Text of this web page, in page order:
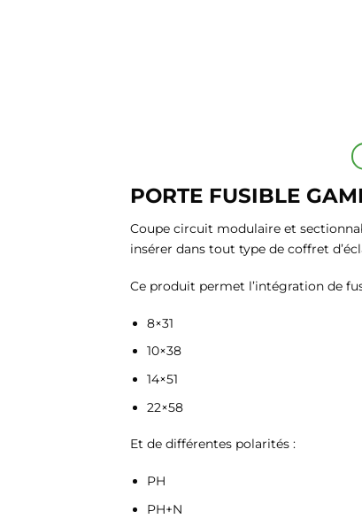
PORTE FUSIBLE
Coupe circuit modulaire et
insérer dans tout type de coffret
Ce produit permet l’intégration de
8×31
10×38
14×51
22×58
Et de différentes polarités :
PH
PH+N